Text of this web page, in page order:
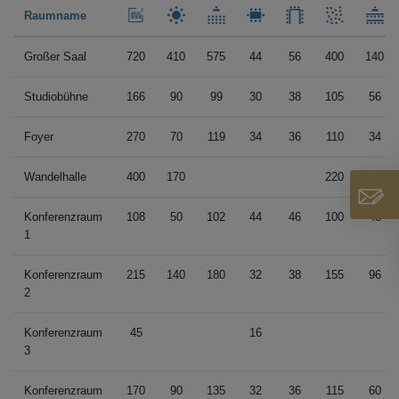
Raumname
Großer Saal 720 410 575 44 56 400 140
Studiobühne 166 90 99 30 38 105 56
Foyer 270 70 119 34 36 110 34
Wandelhalle 400 170 220
Konferenzraum
1
108 50 102 44 46 100 48
Konferenzraum
2
215 140 180 32 38 155 96
Konferenzraum
3
45 16
Konferenzraum 170 90 135 32 36 115 60